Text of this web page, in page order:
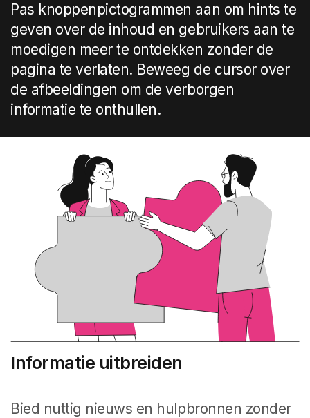
Pas knoppenpictogrammen aan om hints te
geven over de inhoud en gebruikers aan te
moedigen meer te ontdekken zonder de
pagina te verlaten. Beweeg de cursor over
de afbeeldingen om de verborgen
informatie te onthullen.
Informatie uitbreiden
Bied nuttig nieuws en hulpbronnen zonder